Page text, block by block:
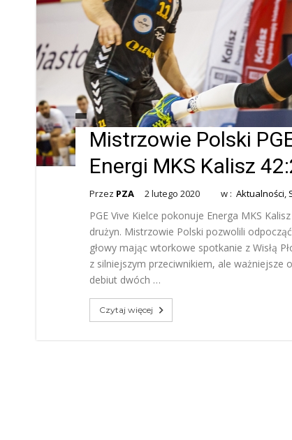
Mistrzowie Polski
Energi MKS Kalisz
Przez PZA 2 lutego 2020 w : Aktualności,
PGE Vive Kielce pokonuje Energa MKS
drużyn. Mistrzowie Polski pozwolili
głowy mając wtorkowe spotkanie z Wisłą
z silniejszym przeciwnikiem, ale ważniejsze
debiut dwóch …
Czytaj więcej